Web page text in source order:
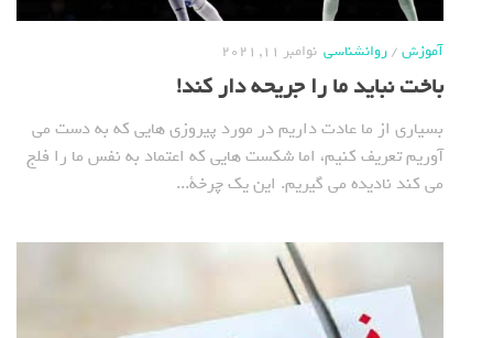
آموزش/روانشناسی نوامبر 11, 2021
باخت نباید ما را جریحه دار کند!
بسیاری از ما عادت داریم در مورد پیروزی هایی که به دست می
آوریم تعریف کنیم، اما شکست هایی که اعتماد به نفس ما را فلج
می کند نادیده می گیریم. این یک چرخة...